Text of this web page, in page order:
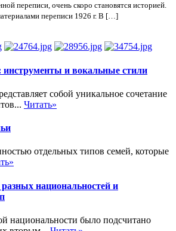
переписи, очень скоро становятся историей.
переписи 1926 г. В […]
и вокальные стили
собой уникальное сочетание
Читать»
отдельных типов семей, которые
разных национальностей и
национальности было подсчитано